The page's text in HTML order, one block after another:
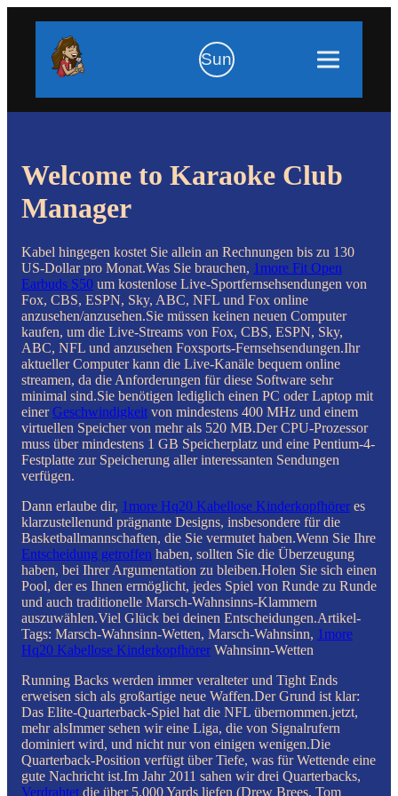
Sun
Welcome to Karaoke Club
Manager
Kabel hingegen kostet Sie allein an Rechnungen bis zu 130
US-Dollar pro Monat.Was Sie brauchen, 1more Fit Open
Earbuds S50 um kostenlose Live-Sportfernsehsendungen von
Fox, CBS, ESPN, Sky, ABC, NFL und Fox online
anzusehen/anzusehen.Sie müssen keinen neuen Computer
kaufen, um die Live-Streams von Fox, CBS, ESPN, Sky,
ABC, NFL und anzusehen Foxsports-Fernsehsendungen.Ihr
aktueller Computer kann die Live-Kanäle bequem online
streamen, da die Anforderungen für diese Software sehr
minimal sind.Sie benötigen lediglich einen PC oder Laptop mit
einerGeschwindigkeit von mindestens 400 MHz und einem
virtuellen Speicher von mehr als 520 MB.Der CPU-Prozessor
muss über mindestens 1 GB Speicherplatz und eine Pentium-4-
Festplatte zur Speicherung aller interessanten Sendungen
verfügen.
Dann erlaube dir, 1more Hq20 Kabellose Kinderkopfhörer es
klarzustellenund prägnante Designs, insbesondere für die
Basketballmannschaften, die Sie vermutet haben.Wenn Sie Ihre
Entscheidung getroffen haben, sollten Sie die Überzeugung
haben, bei Ihrer Argumentation zu bleiben.Holen Sie sich einen
Pool, der es Ihnen ermöglicht, jedes Spiel von Runde zu Runde
und auch traditionelle Marsch-Wahnsinns-Klammern
auszuwählen.Viel Glück bei deinen Entscheidungen.Artikel-
Tags: Marsch-Wahnsinn-Wetten, Marsch-Wahnsinn, 1more
Hq20 Kabellose Kinderkopfhörer Wahnsinn-Wetten
Running Backs werden immer veralteter und Tight Ends
erweisen sich als großartige neue Waffen.Der Grund ist klar:
Das Elite-Quarterback-Spiel hat die NFL übernommen.jetzt,
mehr alsImmer sehen wir eine Liga, die von Signalrufern
dominiert wird, und nicht nur von einigen wenigen.Die
Quarterback-Position verfügt über Tiefe, was für Wettende eine
gute Nachricht ist.Im Jahr 2011 sahen wir drei Quarterbacks,
Verdrahtet die über 5.000 Yards liefen (Drew Brees, Tom